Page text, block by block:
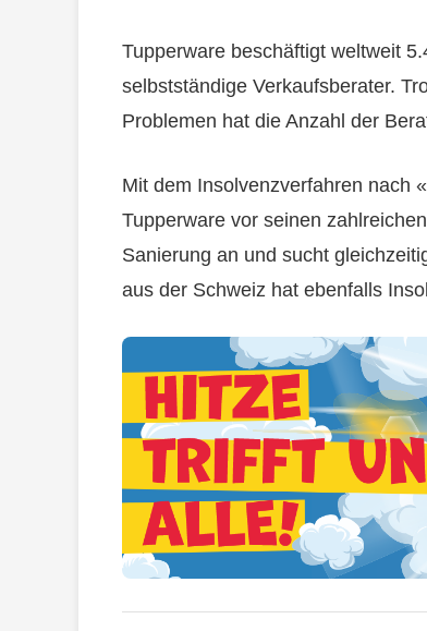
Tupperware beschäftigt weltweit
selbstständige Verkaufsberater.
Problemen hat die Anzahl der
Mit dem Insolvenzverfahren nach
Tupperware vor seinen
Sanierung an und sucht
aus der Schweiz hat ebenfalls